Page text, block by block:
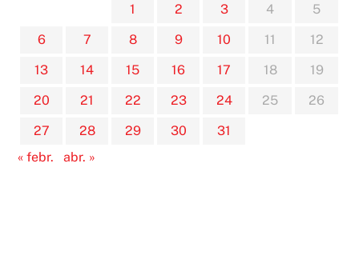
1 2 3 4
5
6
7 8 9 10 11
12
13
14 15 16 17 18
19
20
21 22 23 24 25
26
27
28 29 30
31
« febr.
abr. »